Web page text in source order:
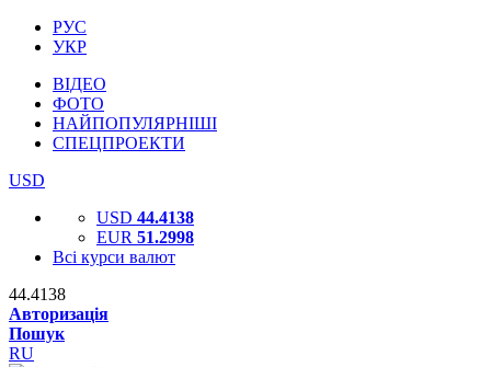
РУС
УКР
ВІДЕО
ФОТО
НАЙПОПУЛЯРНІШІ
СПЕЦПРОЕКТИ
USD
USD 44.4138
EUR 51.2998
Всі курси валют
44.4138
Авторизація
Пошук
RU